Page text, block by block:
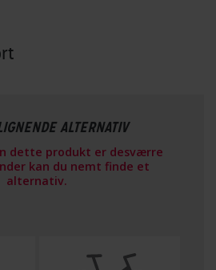
ALTERNATIV
dette produkt er desværre
kan du nemt finde et
alternativ.